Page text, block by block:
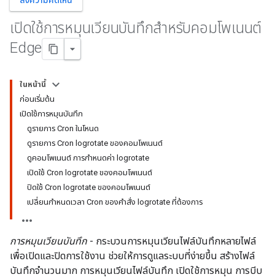
เปิดใช้การหมุนเวียนบันทึกสําหรับคอมโพเนนต์
Edge
ในหน้านี้
ก่อนเริ่มต้น
เปิดใช้การหมุนบันทึก
ดูรายการ Cron ในโหนด
ดูรายการ Cron logrotate ของคอมโพเนนต์
ดูคอมโพเนนต์ การกำหนดค่า logrotate
เปิดใช้ Cron logrotate ของคอมโพเนนต์
ปิดใช้ Cron logrotate ของคอมโพเนนต์
เปลี่ยนกำหนดเวลา Cron ของคำสั่ง logrotate ที่ต้องการ
การหมุนเวียนบันทึก - กระบวนการหมุนเวียนไฟล์บันทึกหลายไฟล์
เพื่อเปิดและปิดการใช้งาน ช่วยให้การดูแลระบบที่ง่ายขึ้น สร้างไฟล์
บันทึกจำนวนมาก การหมุนเวียนไฟล์บันทึก เปิดใช้การหมุน การบีบ